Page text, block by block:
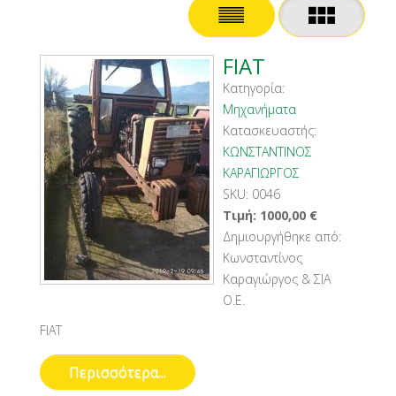
FIAT
Κατηγορία:
Μηχανήματα
Κατασκευαστής:
ΚΩΝΣΤΑΝΤΙΝΟΣ
ΚΑΡΑΓΙΩΡΓΟΣ
SKU: 0046
Τιμή: 1000,00 €
Δημιουργήθηκε από:
Κωνσταντίνος
Καραγιώργος & ΣΙΑ
Ο.Ε.
FIAT
Περισσότερα...